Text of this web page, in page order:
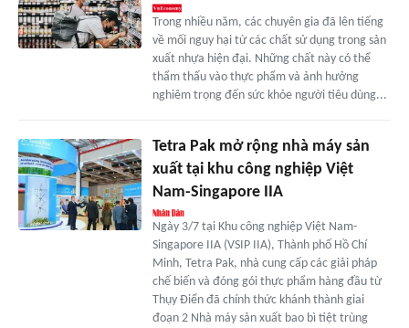
Trong nhiều năm, các chuyên gia đã lên tiếng
về mối nguy hại từ các chất sử dụng trong sản
xuất nhựa hiện đại. Những chất này có thể
thẩm thấu vào thực phẩm và ảnh hưởng
nghiêm trọng đến sức khỏe người tiêu dùng...
Tetra Pak mở rộng nhà máy sản
xuất tại khu công nghiệp Việt
Nam-Singapore IIA
Ngày 3/7 tại Khu công nghiệp Việt Nam-
Singapore IIA (VSIP IIA), Thành phố Hồ Chí
Minh, Tetra Pak, nhà cung cấp các giải pháp
chế biến và đóng gói thực phẩm hàng đầu từ
Thụy Điển đã chính thức khánh thành giai
đoạn 2 Nhà máy sản xuất bao bì tiệt trùng